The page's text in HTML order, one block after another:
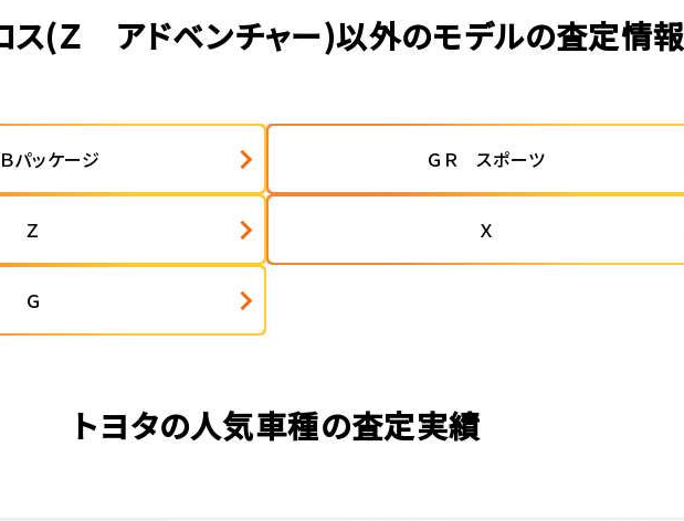
ス(Ｚ アドベンチャー)以外のモデルの査定情報
パッケージ ＧＲ スポーツ
Ｚ Ｘ
Ｇ
トヨタの人気車種の査定実績